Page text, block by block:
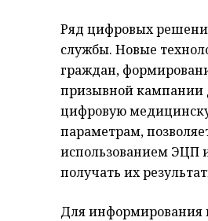
Ряд цифровых
службы. Новые
граждан,
призывной кампании
цифровую
параметрам,
использованием ЭЦП
получать их
Для информирования